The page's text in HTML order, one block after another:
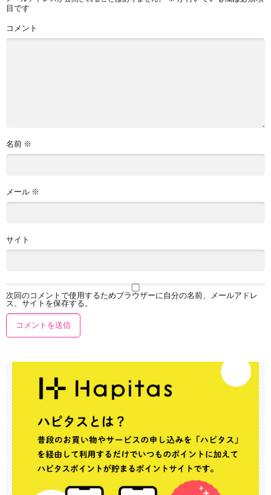
目です
コメント
名前 ※
メール ※
サイト
次回のコメントで使用するためブラウザーに自分の名前、メールアドレ
ス、サイトを保存する。